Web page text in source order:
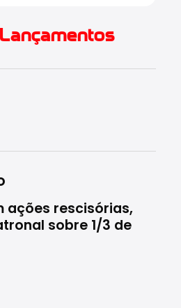
ações rescisórias,
sobre 1/3 de